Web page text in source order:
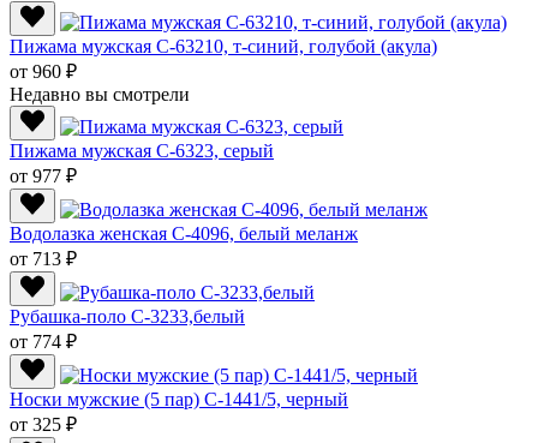
Пижама мужская C-63210, т-синий, голубой (акула)
от 960 ₽
Недавно вы смотрели
Пижама мужская C-6323, серый
от 977 ₽
Водолазка женская C-4096, белый меланж
от 713 ₽
Рубашка-поло C-3233,белый
от 774 ₽
Носки мужские (5 пар) С-1441/5, черный
от 325 ₽